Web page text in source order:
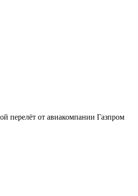
перелёт от авиакомпании Газпром